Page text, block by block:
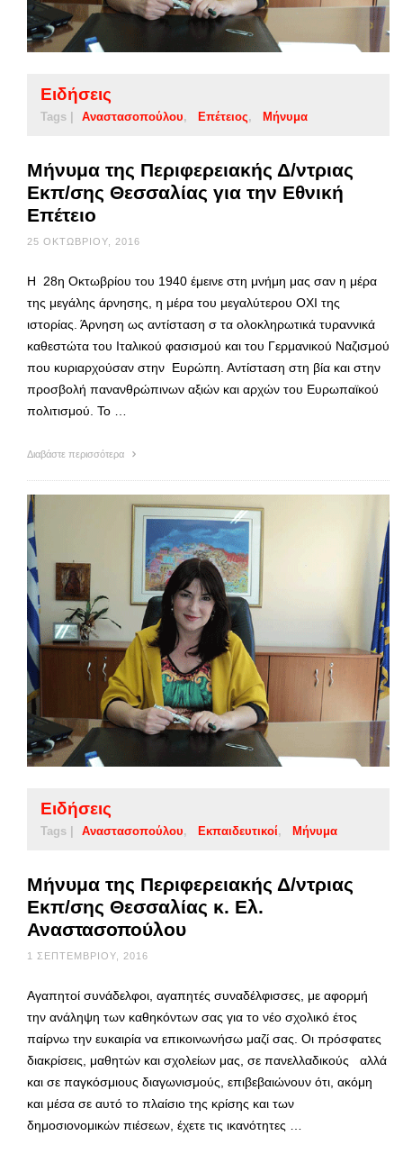
Ειδήσεις
Tags | Αναστασοπούλου Επέτειος Μήνυμα
Μήνυμα της Περιφερειακής Δ/ντριας
Εκπ/σης Θεσσαλίας για την Εθνική
Επέτειο
25 ΟΚΤΩΒΡΊΟΥ, 2016
Η 28η Οκτωβρίου του 1940 έμεινε στη μνήμη μας σαν η μέρα
της μεγάλης άρνησης, η μέρα του μεγαλύτερου ΟΧΙ της
ιστορίας. Άρνηση ως αντίσταση σ τα ολοκληρωτικά τυραννικά
καθεστώτα του Ιταλικού φασισμού και του Γερμανικού Ναζισμού
που κυριαρχούσαν στην Ευρώπη. Αντίσταση στη βία και στην
προσβολή πανανθρώπινων αξιών και αρχών του Ευρωπαϊκού
πολιτισμού. Το …
Διαβάστε περισσότερα
Ειδήσεις
Tags | Αναστασοπούλου Εκπαιδευτικοί Μήνυμα
Μήνυμα της Περιφερειακής Δ/ντριας
Εκπ/σης Θεσσαλίας κ. Ελ.
Αναστασοπούλου
1 ΣΕΠΤΕΜΒΡΊΟΥ, 2016
Αγαπητοί συνάδελφοι, αγαπητές συναδέλφισσες, με αφορμή
την ανάληψη των καθηκόντων σας για το νέο σχολικό έτος
παίρνω την ευκαιρία να επικοινωνήσω μαζί σας. Οι πρόσφατες
διακρίσεις, μαθητών και σχολείων μας, σε πανελλαδικούς αλλά
και σε παγκόσμιους διαγωνισμούς, επιβεβαιώνουν ότι, ακόμη
και μέσα σε αυτό το πλαίσιο της κρίσης και των
δημοσιονομικών πιέσεων, έχετε τις ικανότητες …